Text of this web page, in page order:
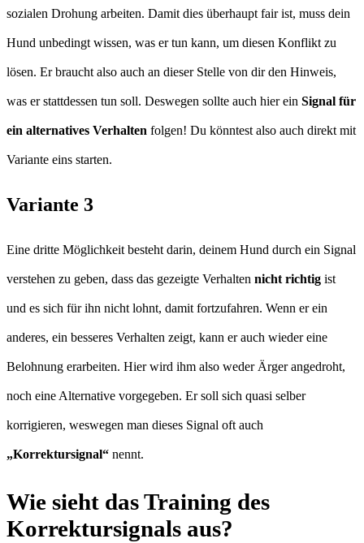
sozialen Drohung arbeiten. Damit dies überhaupt fair ist, muss dein
Hund unbedingt wissen, was er tun kann, um diesen Konflikt zu
lösen. Er braucht also auch an dieser Stelle von dir den Hinweis,
was er stattdessen tun soll. Deswegen sollte auch hier ein Signal für
ein alternatives Verhalten folgen! Du könntest also auch direkt mit
Variante eins starten.
Variante 3
Eine dritte Möglichkeit besteht darin, deinem Hund durch ein Signal
verstehen zu geben, dass das gezeigte Verhalten nicht richtig ist
und es sich für ihn nicht lohnt, damit fortzufahren. Wenn er ein
anderes, ein besseres Verhalten zeigt, kann er auch wieder eine
Belohnung erarbeiten. Hier wird ihm also weder Ärger angedroht,
noch eine Alternative vorgegeben. Er soll sich quasi selber
korrigieren, weswegen man dieses Signal oft auch
„Korrektursignal“ nennt.
Wie sieht das Training des
Korrektursignals aus?